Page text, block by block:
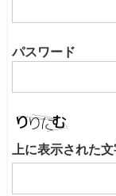
パスワード
上に表示された